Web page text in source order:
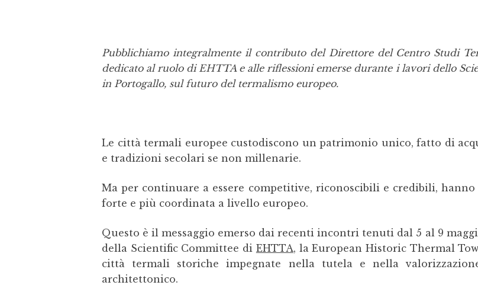
Pubblichiamo integralmente il contributo del Direttore del Centro Studi
dedicato al ruolo di EHTTA e alle riflessioni emerse durante i lavori dello
in Portogallo, sul futuro del termalismo europeo.
Le città termali europee custodiscono un patrimonio unico, fatto di
e tradizioni secolari se non millenarie.
Ma per continuare a essere competitive, riconoscibili e credibili,
forte e più coordinata a livello europeo.
Questo è il messaggio emerso dai recenti incontri tenuti dal 5 al 9
della Scientific Committee di EHTTA, la European Historic Thermal
città termali storiche impegnate nella tutela e nella
architettonico.